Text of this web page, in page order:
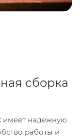
сборка
имеет надежную
работы и